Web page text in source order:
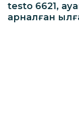
testo 6621,
арналған